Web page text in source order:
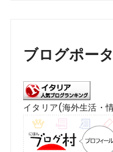
ブログポー
イタリア(海外生活・